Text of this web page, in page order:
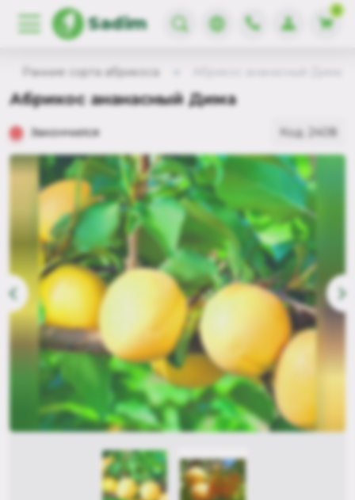
Sadim
0
Ранние сорта абрикоса
Абрикос ананасный Дима
Закончился Код: 2408